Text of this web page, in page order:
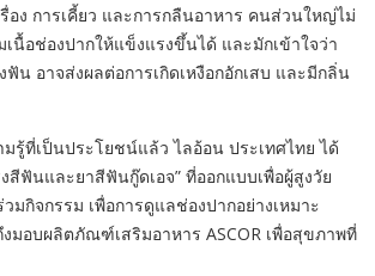
อง การเคี้ยว และการกลืนอาหาร คนส่วนใหญ่ไม่
นื้อช่องปากให้แข็งแรงขึ้นได้ และมักเข้าใจว่า
น อาจส่งผลต่อการเกิดเหงือกอักเสบ และมีกลิ่น
รู้ที่เป็นประโยชน์แล้ว ไลอ้อน ประเทศไทย ได้
ฟันและยาสีฟันกู๊ดเอจ” ที่ออกแบบเพื่อผู้สูงวัย
มกิจกรรม เพื่อการดูแลช่องปากอย่างเหมาะ
มอบผลิตภัณฑ์เสริมอาหาร ASCOR เพื่อสุขภาพที่